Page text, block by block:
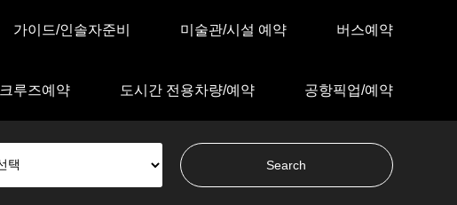
가이드/인솔자준비 미술관/시설 예약 버스예약
크루즈예약 도시간 전용차량/예약 공항픽업/예약